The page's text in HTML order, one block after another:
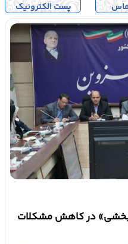
پست الکترونیک
در کاهش مشکلات